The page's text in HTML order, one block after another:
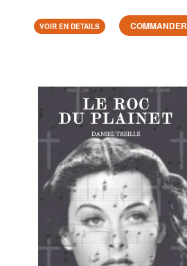
VOIR EN DETAILS COMMANDER